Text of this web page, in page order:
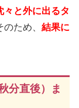
々と外に出るタ
ため、 結果に
分直後）ま